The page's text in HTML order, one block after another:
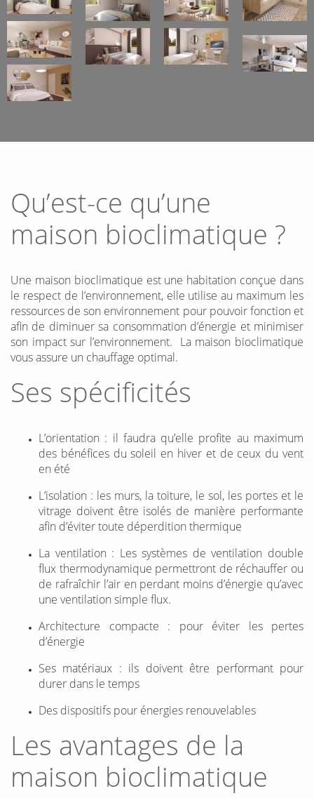
Qu’est-ce qu’une
maison bioclimatique ?
Une maison bioclimatique est une habitation conçue dans
le respect de l’environnement, elle utilise au maximum les
ressources de son environnement pour pouvoir fonction et
afin de diminuer sa consommation d’énergie et minimiser
son impact sur l’environnement. La maison bioclimatique
vous assure un chauffage optimal.
Ses spécificités
L’orientation : il faudra qu’elle profite au maximum
des bénéfices du soleil en hiver et de ceux du vent
en été
L’isolation : les murs, la toiture, le sol, les portes et le
vitrage doivent être isolés de manière performante
afin d’éviter toute déperdition thermique
La ventilation : Les systèmes de ventilation double
flux thermodynamique permettront de réchauffer ou
de rafraîchir l’air en perdant moins d’énergie qu’avec
une ventilation simple flux.
Architecture compacte : pour éviter les pertes
d’énergie
Ses matériaux : ils doivent être performant pour
durer dans le temps
Des dispositifs pour énergies renouvelables
Les avantages de la
maison bioclimatique